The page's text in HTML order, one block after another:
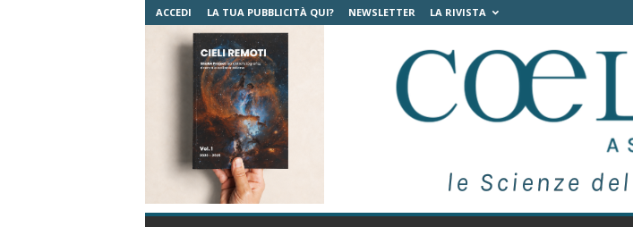
ACCEDI LA TUA PUBBLICITÀ QUI? NEWSLETTER LA RIVISTA
C